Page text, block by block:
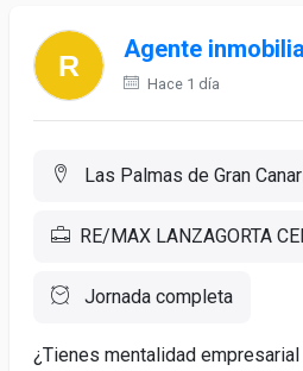
Agente
Hace 1 día
Las Palmas de Gran
RE/MAX LANZAGORTA
Jornada completa
¿Tienes mentalidad